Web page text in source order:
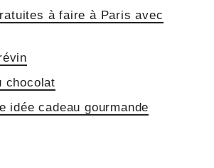
à faire à Paris avec
chocolat
idée cadeau gourmande